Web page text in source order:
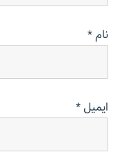
نام*
ایمیل*